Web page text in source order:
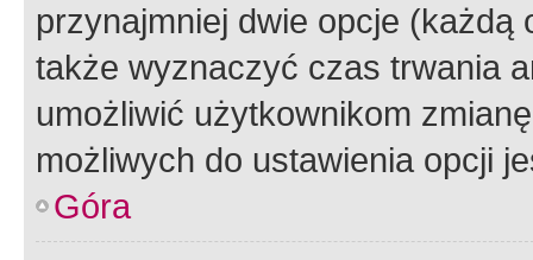
przynajmniej dwie opcje
także wyznaczyć czas trwania
umożliwić użytkownikom
możliwych do ustawienia opcji
Góra